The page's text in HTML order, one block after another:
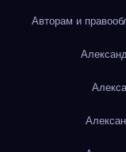
Авторам и